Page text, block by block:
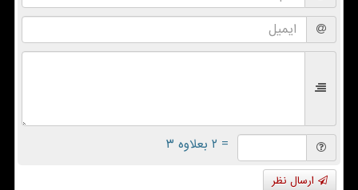
= ۲ بعلاوه ۳
ارسال نظر